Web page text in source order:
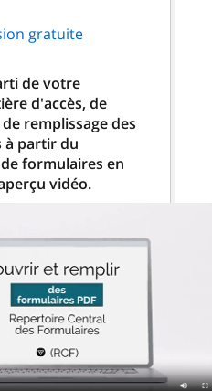
gratuite
de votre
d'accès, de
remplissage des
à partir du
formulaires en
vidéo.